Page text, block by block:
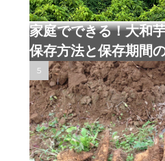
家庭でできる！大和
保存方法と保存期間